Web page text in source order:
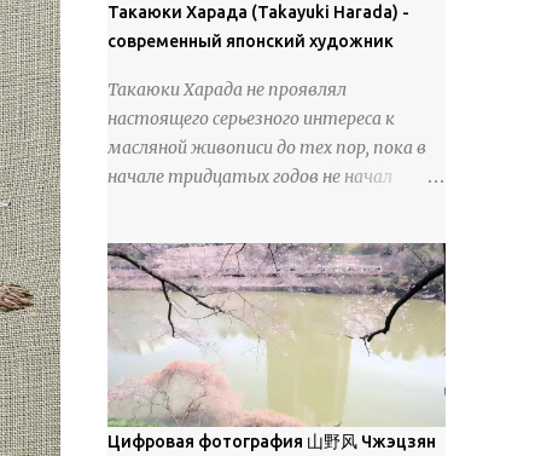
18 век. Шахматный набор "Рыцари
против турок" в шкатулке из
см, Холмогоры, 18 век....
покрова может восприниматься как
матовая. Такое свойство чаще всего
метелевого и фирнизированного снега.
Тем не менее, иногда значительное
количество кристаллов может
располагаться в одной плоскости,
поверхностной изморози. В данном
случае усиливается зеркальное
отражение, что приводит к
искристости снега, зависящей от
положения наблюдателя и высоты
солнца. Зеркальные свойства наиболее
заметны при угле солнечного света 15°
и ниже; при более высокой солнечной
Такаюки Харада (Takayuki Harada) -
современный японский художник
Такаюки Харада не проявлял
настоящего серьезного интереса к
масляной живописи до тех пор, пока в
начале тридцатых годов не начал
художественные музеи и галереи, он
был глубоко тронут и вдохновлен
красотой масляной живописи великих
мастеров. Искусствовед Брайан
Шервин прокомментировал картины
художника, заявив, что "Такаюки
Харада сочетает в себе классическую
Цифровая фотография 山野风 Чжэцзян